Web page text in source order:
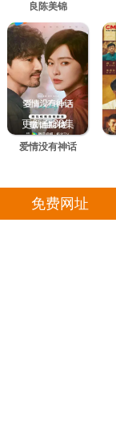
良陈美锦
更新至30集
爱情没有神话
免费网址